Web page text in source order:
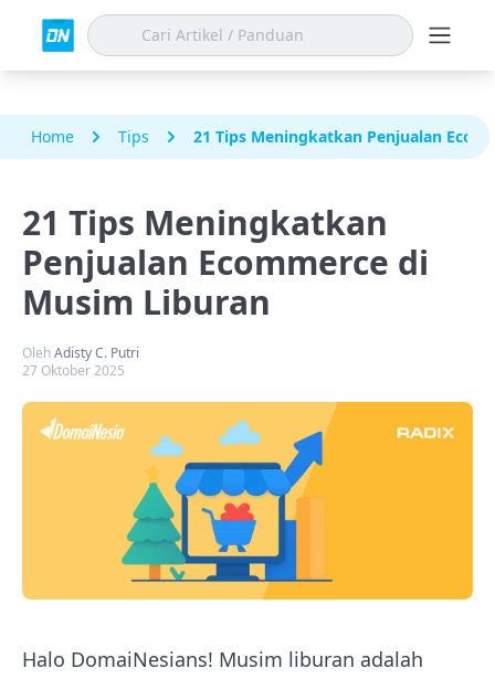
Home Tips 21 Tips Meningkatkan Penjualan
21 Tips Meningkatkan
Penjualan Ecommerce di
Musim Liburan
OlehAdisty C. Putri
27 Oktober 2025
Halo DomaiNesians! Musim liburan adalah